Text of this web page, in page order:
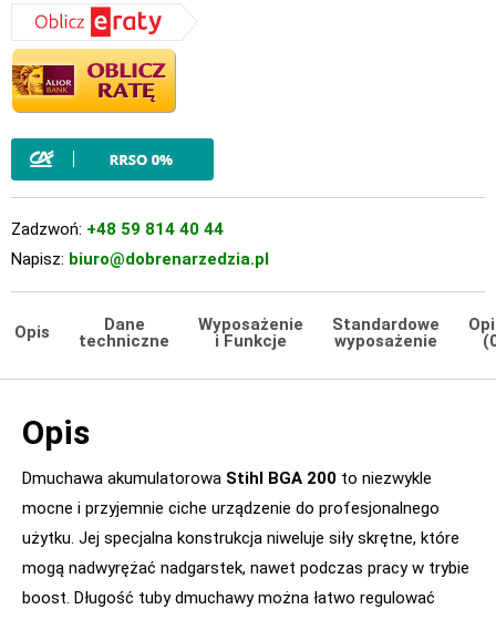
Zadzwoń: +48 59 814 40 44
Napisz: biuro@dobrenarzedzia.pl
Opis
Dane
techniczne
Wyposażenie
i Funkcje
Standardowe
wyposażenie
Opis
Dmuchawa akumulatorowa Stihl BGA 200 to niezwykle
mocne i przyjemnie ciche urządzenie do profesjonalnego
użytku. Jej specjalna konstrukcja niweluje siły skrętne, które
mogą nadwyrężać nadgarstek, nawet podczas pracy w trybie
boost. Długość tuby dmuchawy można łatwo regulować